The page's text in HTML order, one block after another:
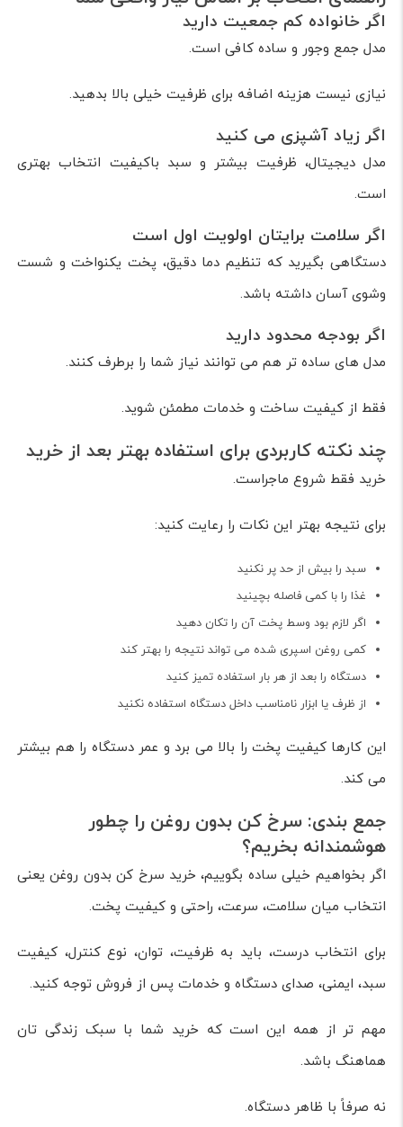
اگر خانواده کم جمعیت دارید
مدل جمع وجور و ساده کافی است.
نیازی نیست هزینه اضافه برای ظرفیت خیلی بالا بدهید.
اگر زیاد آشپزی می کنید
مدل دیجیتال، ظرفیت بیشتر و سبد باکیفیت انتخاب بهتری
است.
اگر سلامت برایتان اولویت اول است
دستگاهی بگیرید که تنظیم دما دقیق، پخت یکنواخت و شست
وشوی آسان داشته باشد.
اگر بودجه محدود دارید
مدل های ساده تر هم می توانند نیاز شما را برطرف کنند.
فقط از کیفیت ساخت و خدمات مطمئن شوید.
چند نکته کاربردی برای استفاده بهتر بعد از خرید
خرید فقط شروع ماجراست.
برای نتیجه بهتر این نکات را رعایت کنید:
سبد را بیش از حد پر نکنید
غذا را با کمی فاصله بچینید
اگر لازم بود وسط پخت آن را تکان دهید
کمی روغن اسپری شده می تواند نتیجه را بهتر کند
دستگاه را بعد از هر بار استفاده تمیز کنید
از ظرف یا ابزار نامناسب داخل دستگاه استفاده نکنید
این کارها کیفیت پخت را بالا می برد و عمر دستگاه را هم بیشتر
می کند.
جمع بندی: سرخ کن بدون روغن را چطور
هوشمندانه بخریم؟
اگر بخواهیم خیلی ساده بگوییم، خرید سرخ کن بدون روغن یعنی
انتخاب میان سلامت، سرعت، راحتی و کیفیت پخت.
برای انتخاب درست، باید به ظرفیت، توان، نوع کنترل، کیفیت
سبد، ایمنی، صدای دستگاه و خدمات پس از فروش توجه کنید.
مهم تر از همه این است که خرید شما با سبک زندگی تان
هماهنگ باشد.
نه صرفاً با ظاهر دستگاه.